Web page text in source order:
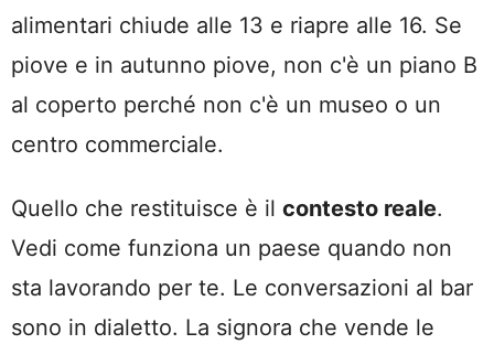
alimentari chiude alle 13 e riapre alle 16. Se
piove e in autunno piove, non c'è un piano B
al coperto perché non c'è un museo o un
centro commerciale.
Quello che restituisce è il contesto reale.
Vedi come funziona un paese quando non
sta lavorando per te. Le conversazioni al bar
sono in dialetto. La signora che vende le